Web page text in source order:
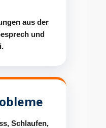
aus der
und
Schlaufen,